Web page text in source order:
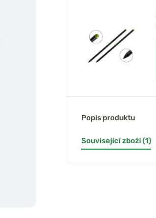
Popis produktu
Související zboží (1)